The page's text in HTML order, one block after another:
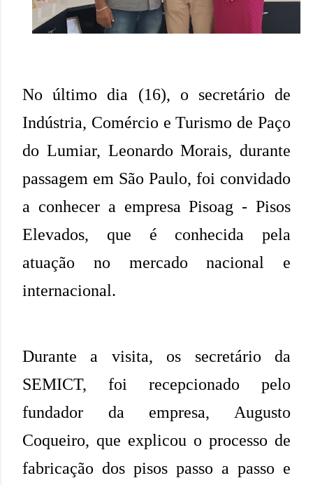
No último dia (16), o secretário de
Indústria, Comércio e Turismo de Paço
do Lumiar, Leonardo Morais, durante
passagem em São Paulo, foi convidado
a conhecer a empresa Pisoag - Pisos
Elevados, que é conhecida pela
atuação no mercado nacional e
internacional.
Durante a visita, os secretário da
SEMICT, foi recepcionado pelo
fundador da empresa, Augusto
Coqueiro, que explicou o processo de
fabricação dos pisos passo a passo e